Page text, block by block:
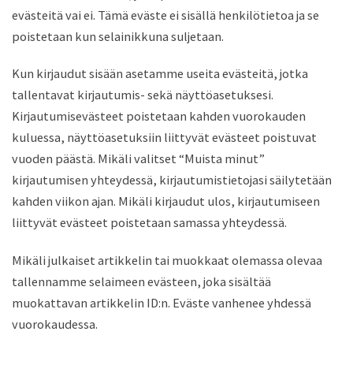
evästeitä vai ei. Tämä eväste ei sisällä henkilötietoa ja se
poistetaan kun selainikkuna suljetaan.
Kun kirjaudut sisään asetamme useita evästeitä, jotka
tallentavat kirjautumis- sekä näyttöasetuksesi.
Kirjautumisevästeet poistetaan kahden vuorokauden
kuluessa, näyttöasetuksiin liittyvät evästeet poistuvat
vuoden päästä. Mikäli valitset “Muista minut”
kirjautumisen yhteydessä, kirjautumistietojasi säilytetään
kahden viikon ajan. Mikäli kirjaudut ulos, kirjautumiseen
liittyvät evästeet poistetaan samassa yhteydessä.
Mikäli julkaiset artikkelin tai muokkaat olemassa olevaa
tallennamme selaimeen evästeen, joka sisältää
muokattavan artikkelin ID:n. Eväste vanhenee yhdessä
vuorokaudessa.